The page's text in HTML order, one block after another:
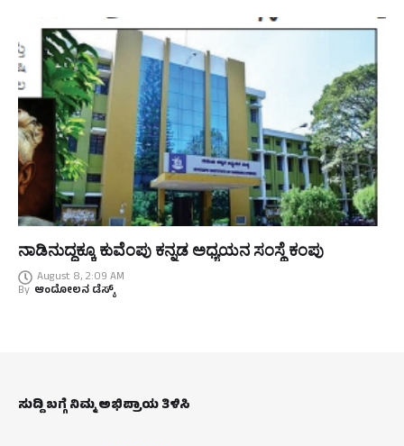
ನಾಡಿನುದ್ದಕ್ಕೂ ಕುವೆಂಪು ಕನ್ನಡ ಅಧ್ಯಯನ ಸಂಸ್ಥೆ ಕಂಪು
August 8, 2:09 AM
By ಆಂದೋಲನ ಡೆಸ್ಕ್
ಸುದ್ದಿ ಬಗ್ಗೆ ನಿಮ್ಮ ಅಭಿಪ್ರಾಯ ತಿಳಿಸಿ